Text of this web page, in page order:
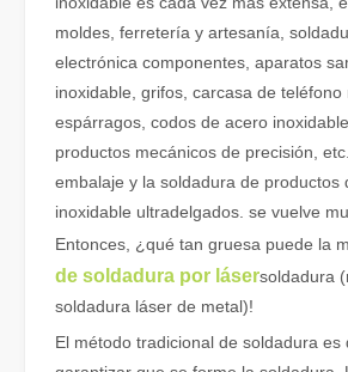
El corte por láser de tubos es una
moldes, ferretería y artesanía,
electrónica componentes, aparatos
inoxidable, grifos, carcasa de teléfono
espárragos, codos de acero
productos mecánicos de precisión,
embalaje y la soldadura de productos
inoxidable ultradelgados. se vuelve
Entonces, ¿qué tan gruesa puede la
de soldadura por lásersoldadura
soldadura láser de metal)!
El método tradicional de soldadura es